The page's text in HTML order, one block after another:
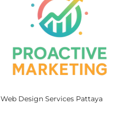
Web Design Services Pattaya